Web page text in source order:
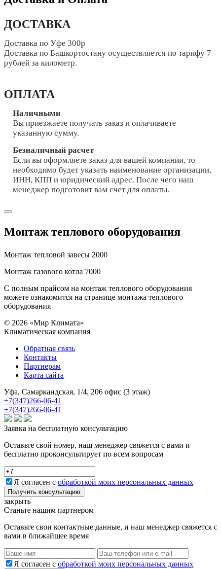
ДОСТАВКА
Доставка по Уфе 300р
Доставка по Башкортостану осуществляется по тарифу 7
рублей за километр.
ОПЛАТА
Наличными
Вы приезжаете получать заказ и оплачиваете
указанную сумму.
Безналичный расчет
Если вы оформляете заказ для вашей компании, то
необходимо будет указать наименование организации,
ИНН, КПП и юридический адрес. После чего наш
менеджер подготовит вам счет для оплаты.
Монтаж теплового оборудования
Монтаж тепловой завесы 2000
Монтаж газового котла 7000
С полным прайсом на монтаж теплового оборудования
можете ознакомится на странице монтажа теплового
оборудования
© 2026 «Мир Климата»
Климатическая компания
Обратная связь
Контакты
Партнерам
Карта сайта
Уфа, Самаркандская, 1/4, 206 офис (3 этаж)
+7(347)266-06-41
+7(347)266-06-41
Заявка на бесплатную консультацию
Оставьте свой номер, наш менеджер свяжется с вами и
бесплатно проконсультирует по всем вопросам
Я согласен с обработкой моих персональных данных
Получить консультацию
закрыть
Станьте нашим партнером
Оставьте свои контактные данные, и наш менеджер свяжется с
вами в ближайшее время
Я согласен с обработкой моих персональных данных